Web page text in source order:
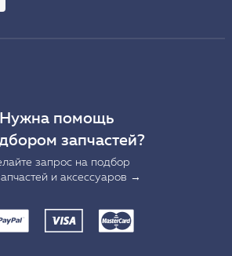
Нужна помощь
запчастей?
запрос на подбор
и аксессуаров →